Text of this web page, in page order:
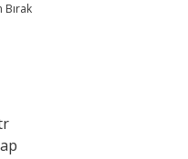
Bırak